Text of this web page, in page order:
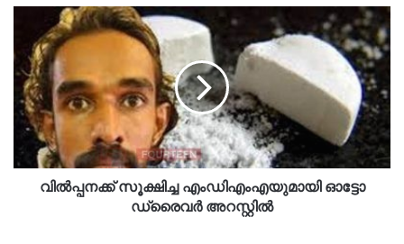
വിൽപ്പനക്ക് സൂക്ഷിച്ച എംഡിഎംഎയുമായി ഓട്ടോ
ഡ്രൈവർ അറസ്റ്റിൽ